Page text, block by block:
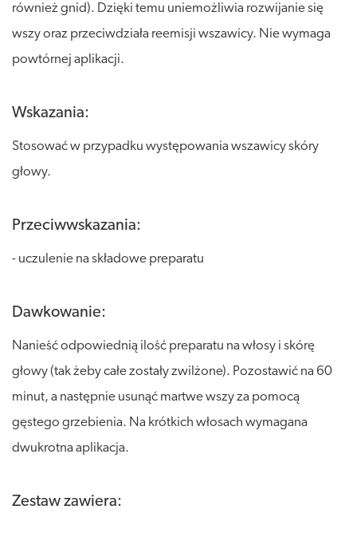
również gnid). Dzięki temu uniemożliwia rozwijanie się
wszy oraz przeciwdziała reemisji wszawicy. Nie wymaga
powtórnej aplikacji.
Wskazania:
Stosować w przypadku występowania wszawicy skóry
głowy.
Przeciwwskazania:
- uczulenie na składowe preparatu
Dawkowanie:
Nanieść odpowiednią ilość preparatu na włosy i skórę
głowy (tak żeby całe zostały zwilżone). Pozostawić na 60
minut, a następnie usunąć martwe wszy za pomocą
gęstego grzebienia. Na krótkich włosach wymagana
dwukrotna aplikacja.
Zestaw zawiera: